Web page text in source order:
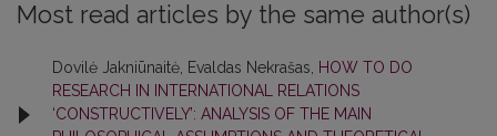
Most read articles by the same author(s)
Dovilė Jakniūnaitė, Evaldas Nekrašas,
HOW TO DO
RESEARCH IN INTERNATIONAL RELATIONS
‘CONSTRUCTIVELY’: ANALYSIS OF THE MAIN